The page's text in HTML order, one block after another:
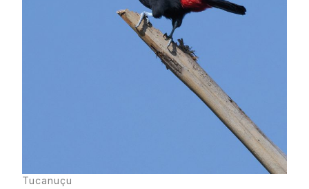
Tucanuçu